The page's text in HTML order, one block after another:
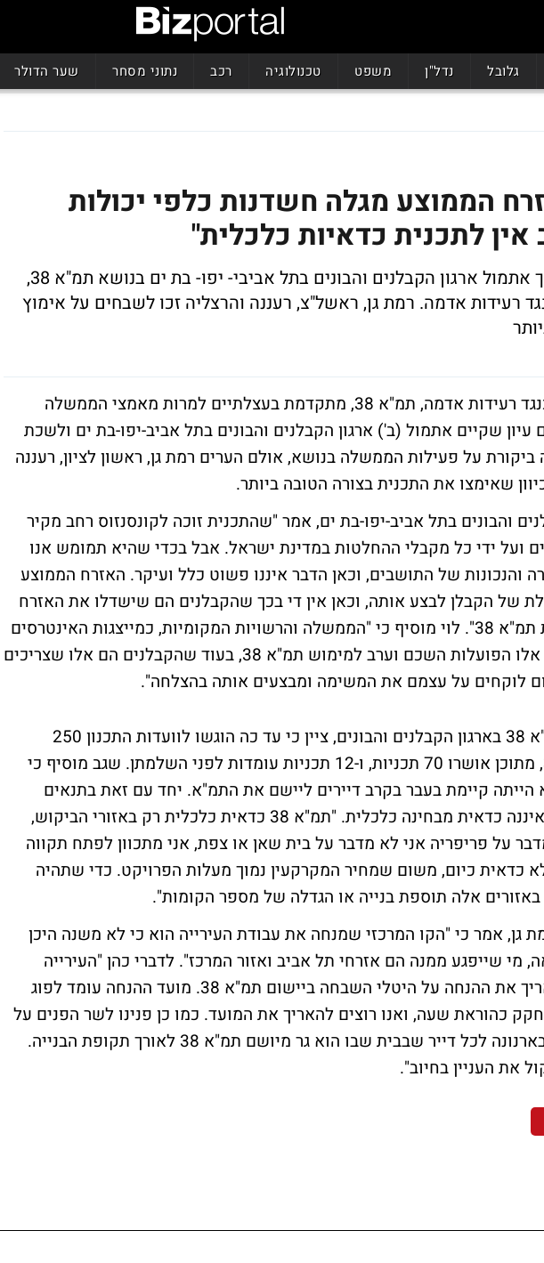
גלובל נדל"ן משפט טכנולוגיה רכב נתוני מסחר שער הדולר
"האזרח הממוצע מגלה חשדנות כלפי יכולות
אין לתכנית כדאיות כלכלית"
כך נאמר ביום עיון שערך אתמול ארגון הקבלנים והבונים בתל אביבי- יפו- בת ים בנושא תמ"א 38,
נגד רעידות אדמה. רמת גן, ראשל"צ, רעננה והרצליה זכו לשבחים על אימוץ
התכנית לחיזוק בניינים כנגד רעידות אדמה, תמ"א 38, מתקדמת בעצלתיים למרות מאמצי הממשלה
עיון שקיים אתמול (ב') ארגון הקבלנים והבונים בתל אביב-יפו-בת ים ולשכת
ביקורת על פעילות הממשלה בנושא, אולם הערים רמת גן, ראשון לציון, רעננה
שאימצו את התכנית בצורה הטובה ביותר.
והבונים בתל אביב-יפו-בת ים, אמר "שהתכנית זוכה לקונסנזוס רחב מקיר
ועל ידי כל מקבלי ההחלטות במדינת ישראל. אבל בכדי שהיא תמומש אנו
והנכונות של התושבים, וכאן הדבר איננו פשוט כלל ועיקר. האזרח הממוצע
של הקבלן לבצע אותה, וכאן אין די בכך שהקבלנים הם שישדלו את האזרח
לעשות מעשה ולאמץ את תמ"א 38". לוי מוסיף כי "הממשלה והרשויות המקומיות, כמייצגות האינטרסים
הציבוריים, חייבות להיות אלו הפועלות השכם וערב למימוש תמ"א 38, בעוד שהקבלנים הם אלו שצריכים
לוקחים על עצמם את המשימה ומבצעים אותה בהצלחה".
יצחק שגב, יו"ר ועדת תמ"א 38 בארגון הקבלנים והבונים, ציין כי עד כה הוגשו לוועדות התכנון 250
בקשות ליישום תמ"א 38, מתוכן אושרו 70 תכניות, ו-12 תכניות עומדות לפני השלמתן. שגב מוסיף כי
הייתה קיימת בעבר בקרב דיירים ליישם את התמ"א. יחד עם זאת בתנאים
הקיימים תמ"א 38 עדיין איננה כדאית מבחינה כלכלית. "תמ"א 38 כדאית כלכלית רק באזורי הביקוש,
על פריפריה אני לא מדבר על בית שאן או צפת, אני מתכוון לפתח תקווה
כדאית כיום, משום שמחיר המקרקעין נמוך מעלות הפרויקט. כדי שתהיה
אלה תוספת בנייה או הגדלה של מספר הקומות".
גן, אמר כי "הקו המרכזי שמנחה את עבודת העירייה הוא כי לא משנה היכן
מי שייפגע ממנה הם אזרחי תל אביב ואזור המרכז". לדברי כהן "העירייה
פועלת כיום על מנת להאריך את ההנחה על היטלי השבחה ביישום תמ"א 38. מועד ההנחה עומד לפוג
לאחר שנחקק כהוראת שעה, ואנו רוצים להאריך את המועד. כמו כן פנינו לשר הפנים על
מנת שיפעל למתן הנחה בארנונה לכל דייר שבבית שבו הוא גר מיושם תמ"א 38 לאורך תקופת הבנייה.
את העניין בחיוב".